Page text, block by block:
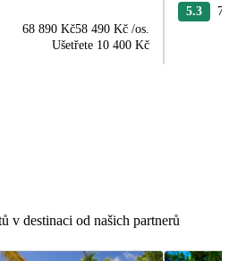
68 890 Kč58 490 Kč /os.
Ušetřete 10 400 Kč
5.3
v destinaci od našich partnerů